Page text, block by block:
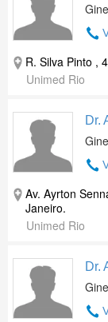
R. Silva Pinto ,
Unimed Rio
Dr.
Av. Ayrton
Janeiro.
Unimed Rio
Dr.